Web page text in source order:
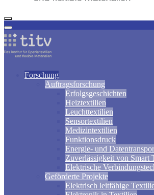
Forschung
Auftragsforschung
Erfolgsgeschichten
Heiztextilien
Leuchttextilien
Sensortextilien
Medizintextilien
Funktionsdruck
Energie- und
Zuverlässigkeit von Smart
Elektrische
Geförderte Projekte
Elektrisch leitfähige